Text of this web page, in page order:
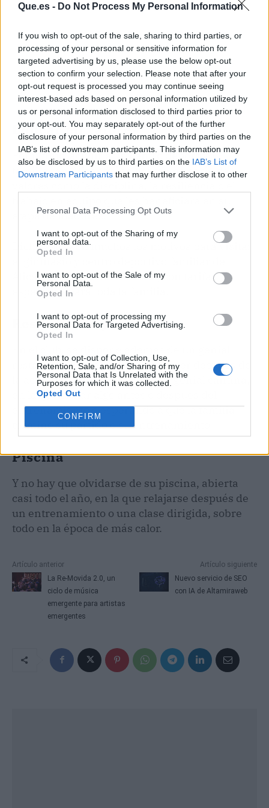
Que.es - Do Not Process My Personal Information
If you wish to opt-out of the sale, sharing to third parties, or
processing of your personal or sensitive information for
targeted advertising by us, please use the below opt-out
section to confirm your selection. Please note that after your
opt-out request is processed you may continue seeing
interest-based ads based on personal information utilized by
us or personal information disclosed to third parties prior to
your opt-out. You may separately opt-out of the further
disclosure of your personal information by third parties on the
IAB’s list of downstream participants. This information may
also be disclosed by us to third parties on the IAB’s List of
Downstream Participants that may further disclose it to other
Personal Data Processing Opt Outs
I want to opt-out of the Sharing of my
personal data.
Opted In
I want to opt-out of the Sale of my
Personal Data.
Opted In
I want to opt-out of processing my
Personal Data for Targeted Advertising.
Opted In
I want to opt-out of Collection, Use,
Retention, Sale, and/or Sharing of my
Personal Data that Is Unrelated with the
Purposes for which it was collected.
Opted Out
CONFIRM
Educar en valores
Por último, acudir a un centro deportivo
familiar en Alicante inculcará una serie de
etapa de madurez.
Dicho esto, son muchos los motivos para visitar
el gimnasio y centro deportivo familiar de
Alicante, Sport Club Alicante, con tarifas
especiales para toda la familia.
Restaurante y cantina
restaurante, en el que poder comer después de
la actividad deportiva, y de una genial cantina,
en la que tomar algo antes o después del
entrenamiento o esperando a que la familia
termine su partido o su entrenamiento.
Piscina
Y no hay que olvidarse de su piscina, abierta
casi todo el año, en la que relajarse después de
un entrenamiento o una clase dirigida, sobre
todo en la época de más calor.
Artículo anterior
La Re-Movida 2.0, un
ciclo de música
emergente para artistas
emergentes
Artículo siguiente
Nuevo servicio de SEO
con IA de Altamiraweb